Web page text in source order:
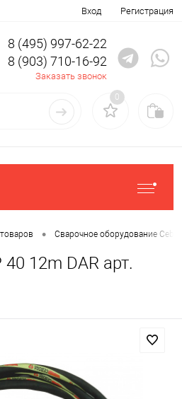
Вход Регистрация
8 (495) 997-62-22
8 (903) 710-16-92
Заказать звонок
0
• Сварочное оборудование
12m DAR арт.